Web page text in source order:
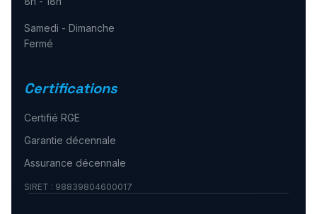
Samedi - Dimanche
Fermé
Certifications
Certifié RGE
Garantie décennale
Assurance décennale
SIRET : 98839804600017